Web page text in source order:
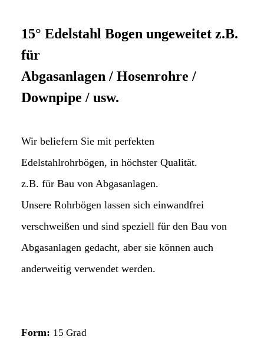
15° Edelstahl Bogen ungeweitet z.B.
für
Abgasanlagen / Hosenrohre /
Downpipe / usw.
Wir beliefern Sie mit perfekten
Edelstahlrohrbögen, in höchster Qualität.
z.B. für Bau von Abgasanlagen.
Unsere Rohrbögen lassen sich einwandfrei
verschweißen und sind speziell für den Bau von
Abgasanlagen gedacht, aber sie können auch
anderweitig verwendet werden.
Form: 15 Grad